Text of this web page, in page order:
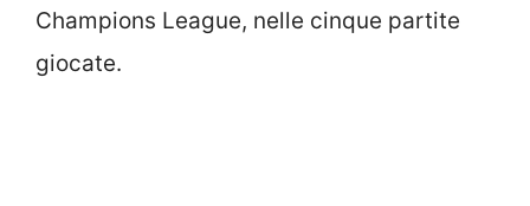
Champions League, nelle cinque partite
giocate.